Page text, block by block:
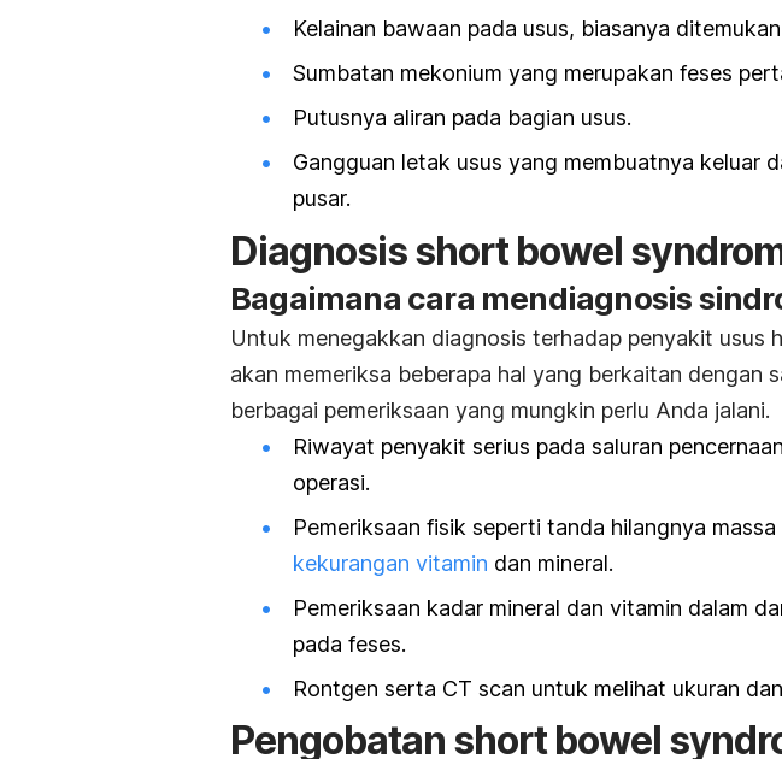
Kelainan bawaan pada usus, biasanya
Sumbatan mekonium yang merupakan feses
Putusnya aliran pada bagian usus.
Gangguan letak usus yang membuatnya keluar
pusar.
Diagnosis short bowel
Bagaimana cara mendiagnosis
Untuk menegakkan diagnosis terhadap penyakit usus
akan memeriksa beberapa hal yang berkaitan dengan
berbagai pemeriksaan yang mungkin perlu Anda jalani.
Riwayat penyakit serius pada saluran
operasi.
Pemeriksaan fisik seperti tanda hilangnya
kekurangan vitamin dan mineral.
Pemeriksaan kadar mineral dan vitamin dalam
pada feses.
Rontgen serta CT scan untuk melihat ukuran
Pengobatan short bowel